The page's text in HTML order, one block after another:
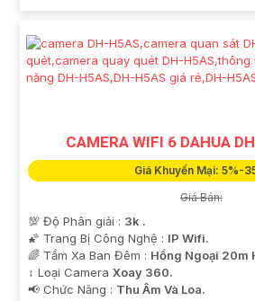
CAMERA WIFI 6 DAHUA
Giá Khuyến Mại: 5%-
Giá Bán:
💯 Độ Phân giải : 3k .
🌠 Trang Bị Công Nghệ : IP Wifi.
🌈 Tầm Xa Ban Đêm : Hồng Ngoại 20m
↕️ Loại Camera Xoay 360.
️📢 Chức Năng : Thu Âm Và Loa.